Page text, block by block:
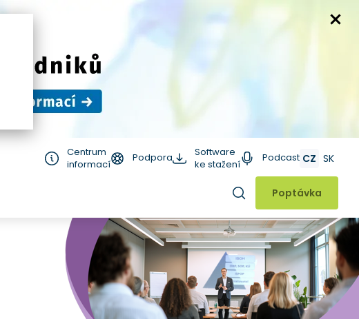
Centrum
informací
Podpora
Software
ke stažení
Podcast CZ SK
Hledat
Poptávka